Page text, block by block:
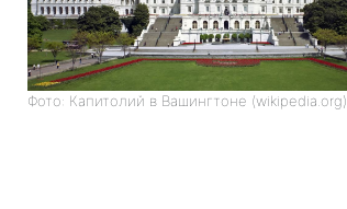
Фото: Капитолий в Вашингтоне (wikipedia.org)